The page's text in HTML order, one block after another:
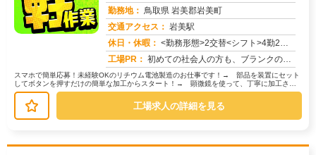
勤務地： 鳥取県 岩美郡岩美町
交通アクセス： 岩美駅
休日・休暇： <勤務形態>2交替<シフト>4勤2休<休日>工場カレンダーによる
工場PR： 初めての社会人の方も、ブランクのある方も安心！充実のサポート体制で、あなたの不安を解消します！→ 専属スタッフが就...
スマホで簡単応募！未経験OKのリチウム電池製造のお仕事です！→ 部品を装置にセット
してボタンを押すだけの簡単な加工からスタート！→ 顕微鏡を使って、丁寧に加工され
たかを確認する検査作業もお願いし...
工場求人の詳細を見る